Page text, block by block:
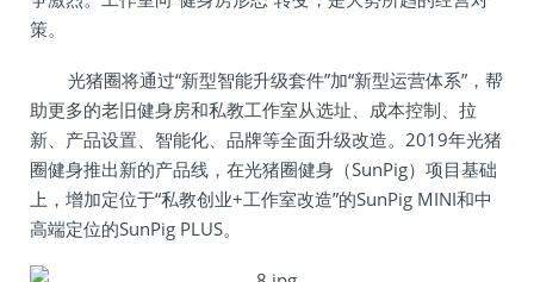
策。
光猪圈将通过“新型智能升级套件”加“新型运营体系”，帮
助更多的老旧健身房和私教工作室从选址、成本控制、拉
新、产品设置、智能化、品牌等全面升级改造。2019年光猪
圈健身推出新的产品线，在光猪圈健身（SunPig）项目基础
上，增加定位于“私教创业+工作室改造”的SunPig MINI和中
高端定位的SunPig PLUS。